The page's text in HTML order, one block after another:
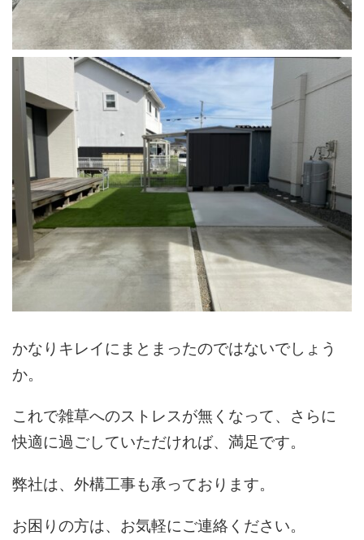
かなりキレイにまとまったのではないでしょう
か。
これで雑草へのストレスが無くなって、さらに
快適に過ごしていただければ、満足です。
弊社は、外構工事も承っております。
お困りの方は、お気軽にご連絡ください。